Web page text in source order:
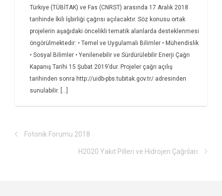
Türkiye (TÜBİTAK) ve Fas (CNRST) arasında 17 Aralık 2018
tarihinde İkili İşbirliği çağrısı açılacaktır. Söz konusu ortak
projelerin aşağıdaki öncelikli tematik alanlarda desteklenmesi
öngörülmektedir: • Temel ve Uygulamalı Bilimler • Mühendislik
• Sosyal Bilimler • Yenilenebilir ve Sürdürülebilir Enerji Çağrı
Kapanış Tarihi 15 Şubat 2019’dur. Projeler çağrı açılış
tarihinden sonra http://uidb-pbs.tubitak.gov.tr/ adresinden
sunulabilir. [...]
Fotonik Forumu 2018
H2020 Yakıt Pilleri ve Hidrojen Çağrıları